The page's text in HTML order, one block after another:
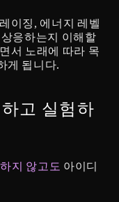
이징, 에너지 레벨
응하는지 이해할
서 노래에 따라 목
게 됩니다.
고 실험하
지 않고도 아이디